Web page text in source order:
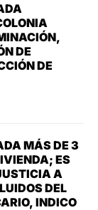
DE
DE
MÁS DE 3
ES
A
DEL
INDICO